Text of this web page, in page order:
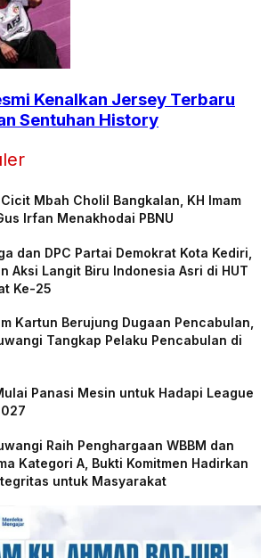
Kenalkan Jersey Terbaru
Sentuhan History
Mbah Cholil Bangkalan, KH Imam
Irfan Menakhodai PBNU
dan DPC Partai Demokrat Kota Kediri,
Aksi Langit Biru Indonesia Asri di HUT
Ke-25
Kartun Berujung Dugaan Pencabulan,
Tangkap Pelaku Pencabulan di
Panasi Mesin untuk Hadapi League
Raih Penghargaan WBBM dan
Kategori A, Bukti Komitmen Hadirkan
untuk Masyarakat